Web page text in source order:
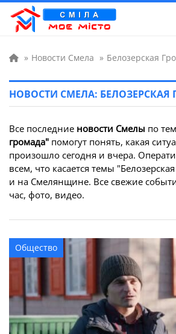
» Новости Смела » Белозерская
НОВОСТИ СМЕЛА: БЕЛОЗЕРСКАЯ
Все последние новости Смелы по
громада" помогут понять, какая
произошло сегодня и вчера.
всем, что касается темы
и на Смелянщине. Все свежие
час, фото, видео.
Общество